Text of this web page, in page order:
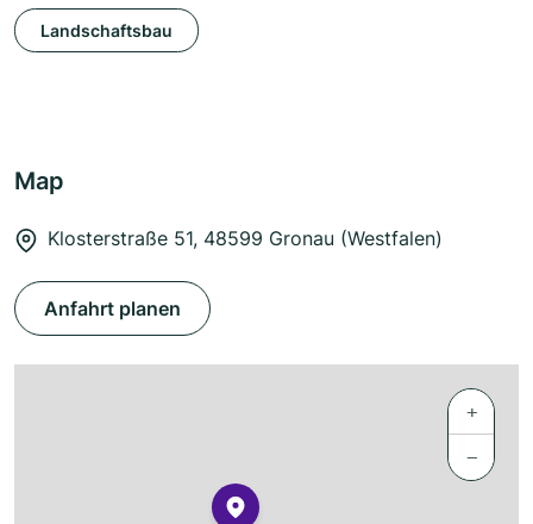
Landschaftsbau
Map
Klosterstraße 51, 48599 Gronau (Westfalen)
Anfahrt planen
+
−